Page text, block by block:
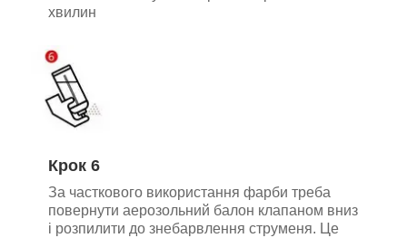
хвилин
Крок 6
За часткового використання фарби треба
повернути аерозольний балон клапаном вниз
і розпилити до знебарвлення струменя. Це